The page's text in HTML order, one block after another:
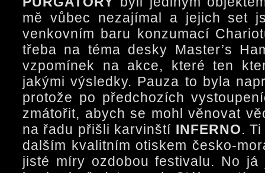
mě vůbec nezajímal a jejich set
venkovním baru konzumací
třeba na téma desky Master’s
vzpomínek na akce, které ten
jakými výsledky. Pauza to byla
protože po předchozích
zmátořit, abych se mohl věnovat
na řadu přišli karvinští INFERNO.
dalším kvalitním otiskem česko-
jisté míry ozdobou festivalu. No